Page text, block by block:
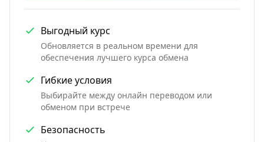
Выгодный курс
Обновляется в реальном времени для
обеспечения лучшего курса обмена
Гибкие условия
Выбирайте между онлайн переводом или
обменом при встрече
Безопасность